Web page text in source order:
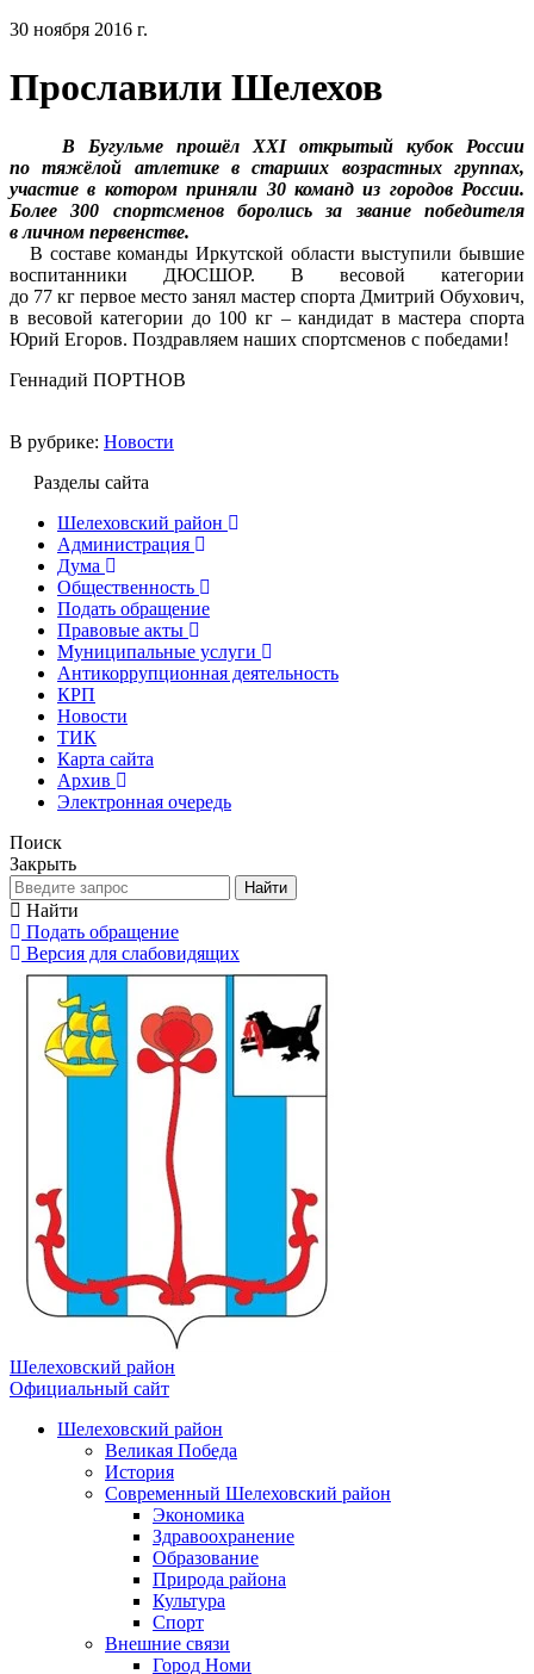
30 ноября 2016 г.
Прославили Шелехов
В Бугульме прошёл XXI открытый кубок России
по тяжёлой атлетике в старших возрастных группах,
участие в котором приняли 30 команд из городов России.
Более 300 спортсменов боролись за звание победителя
в личном первенстве.
В составе команды Иркутской области выступили бывшие
воспитанники ДЮСШОР. В весовой категории
до 77 кг первое место занял мастер спорта Дмитрий Обухович,
в весовой категории до 100 кг – кандидат в мастера спорта
Юрий Егоров. Поздравляем наших спортсменов с победами!
Геннадий ПОРТНОВ
В рубрике: Новости
Разделы сайта
Шелеховский район
Администрация
Дума
Общественность
Подать обращение
Правовые акты
Муниципальные услуги
Антикоррупционная деятельность
КРП
Новости
ТИК
Карта сайта
Архив
Электронная очередь
Поиск
Закрыть
Найти
Найти
Подать обращение
Версия для слабовидящих
Шелеховский район
Официальный сайт
Шелеховский район
Великая Победа
История
Современный Шелеховский район
Экономика
Здравоохранение
Образование
Природа района
Культура
Спорт
Внешние связи
Город Номи